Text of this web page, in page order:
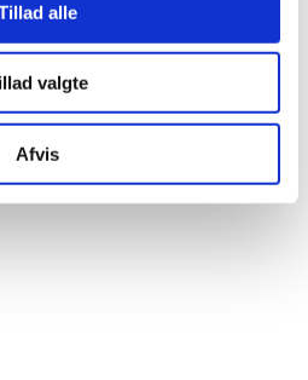
alle
valgte
Afvis